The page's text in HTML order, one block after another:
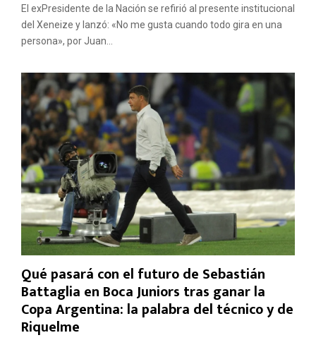
El exPresidente de la Nación se refirió al presente institucional
del Xeneize y lanzó: «No me gusta cuando todo gira en una
persona», por Juan...
Qué pasará con el futuro de Sebastián
Battaglia en Boca Juniors tras ganar la
Copa Argentina: la palabra del técnico y de
Riquelme